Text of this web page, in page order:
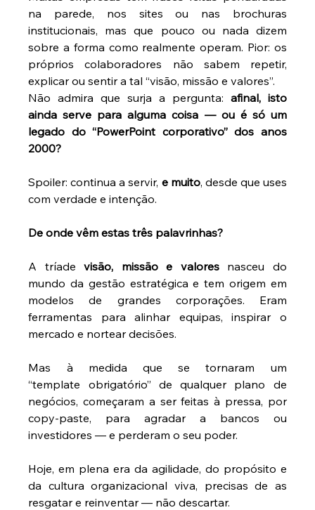
na parede, nos sites ou nas brochuras
institucionais, mas que pouco ou nada dizem
sobre a forma como realmente operam. Pior: os
próprios colaboradores não sabem repetir,
explicar ou sentir a tal “visão, missão e valores”.
Não admira que surja a pergunta: afinal, isto
ainda serve para alguma coisa — ou é só um
legado do “PowerPoint corporativo” dos anos
2000?
Spoiler: continua a servir, e muito, desde que uses
com verdade e intenção.
De onde vêm estas três palavrinhas?
A tríade visão, missão e valores nasceu do
mundo da gestão estratégica e tem origem em
modelos de grandes corporações. Eram
ferramentas para alinhar equipas, inspirar o
mercado e nortear decisões.
Mas à medida que se tornaram um
“template obrigatório” de qualquer plano de
negócios, começaram a ser feitas à pressa, por
copy-paste, para agradar a bancos ou
investidores — e perderam o seu poder.
Hoje, em plena era da agilidade, do propósito e
da cultura organizacional viva, precisas de as
resgatar e reinventar — não descartar.